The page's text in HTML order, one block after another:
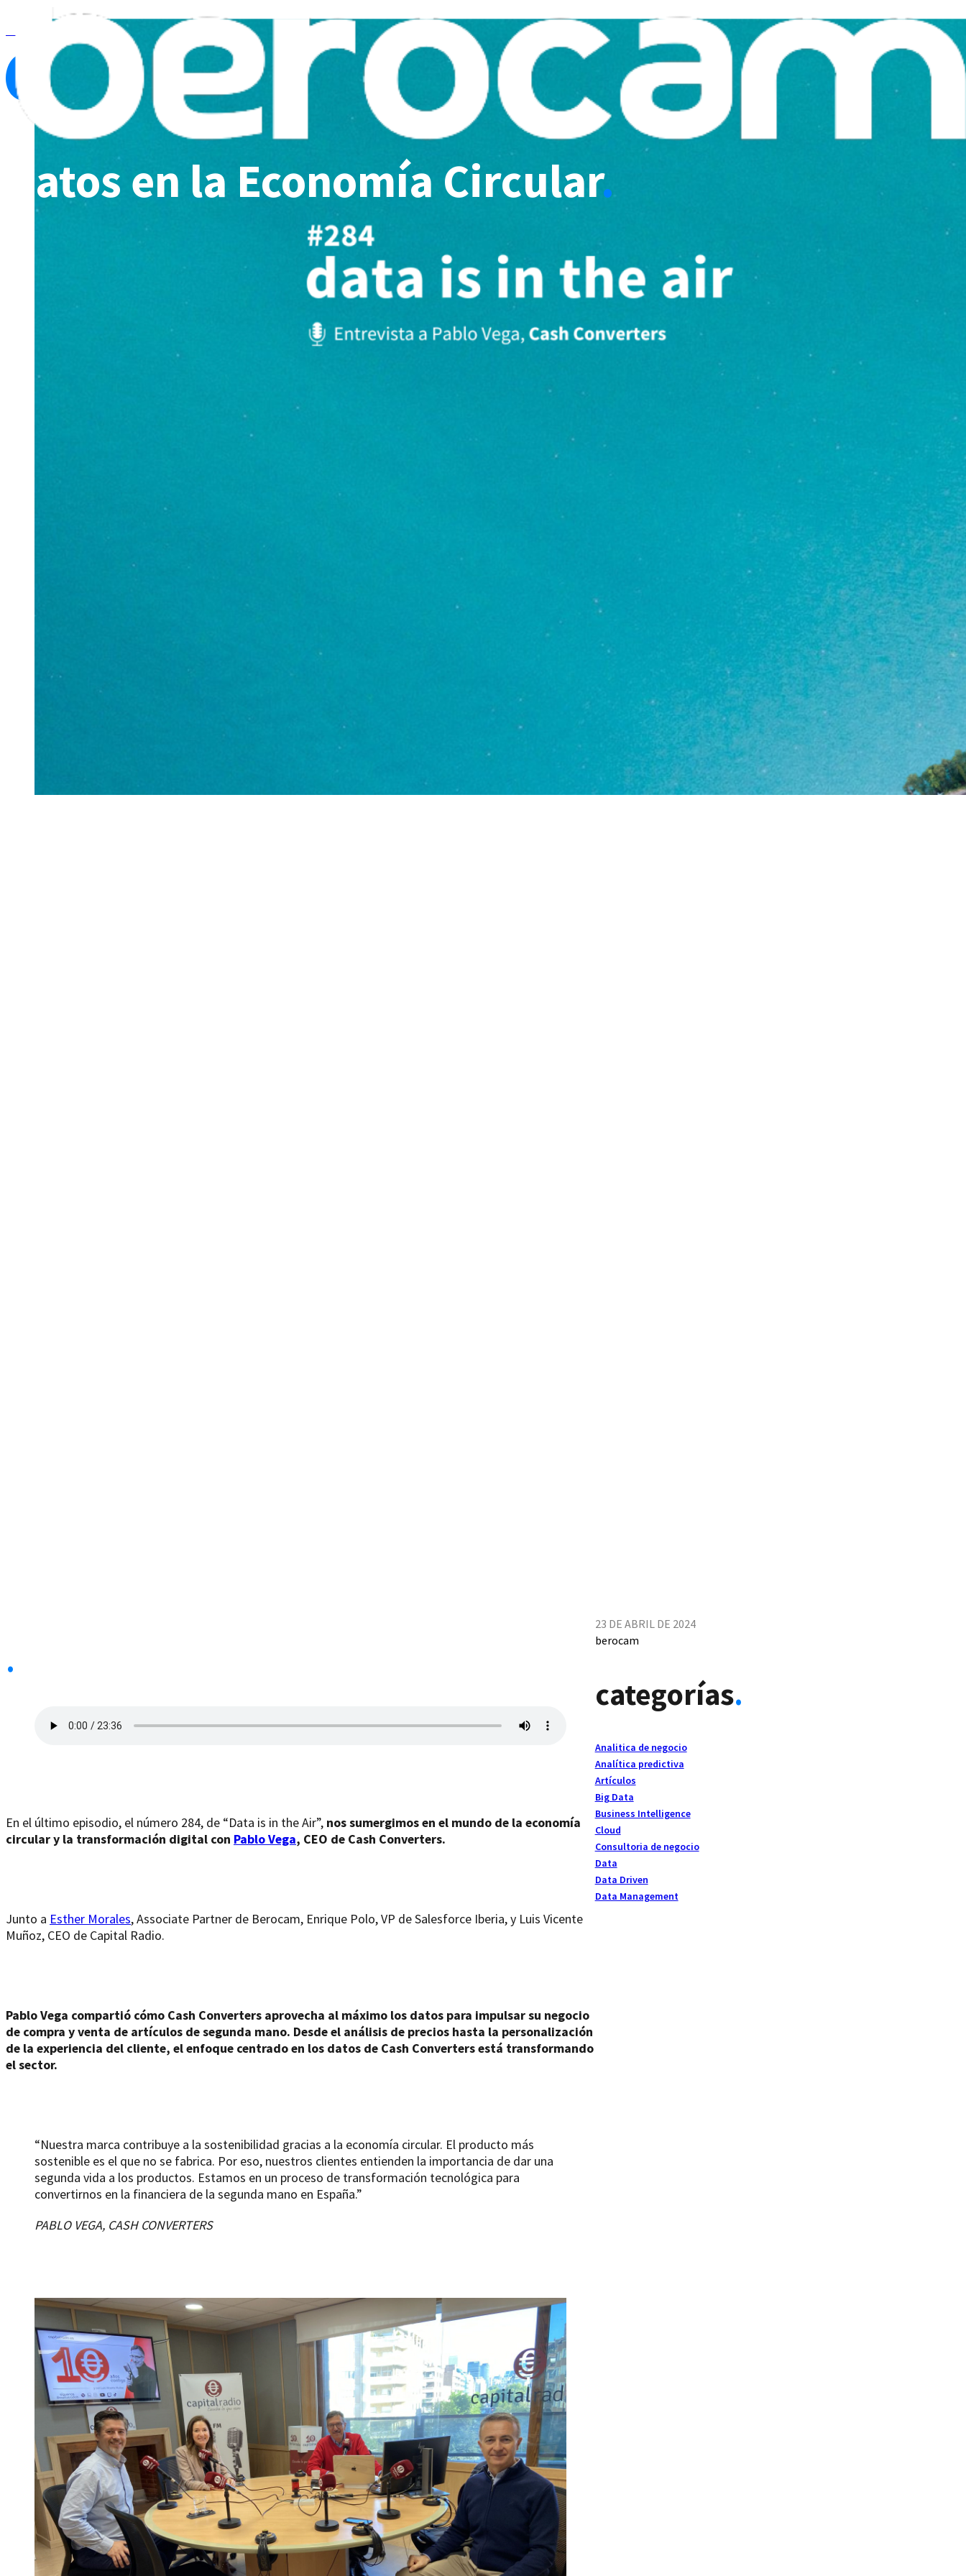
Datos en la Economía Circular.
.
En el último episodio, el número 284, de “Data is in the Air”, nos sumergimos en el mundo de la economía
circular y la transformación digital con Pablo Vega, CEO de Cash Converters.
Junto a Esther Morales, Associate Partner de Berocam, Enrique Polo, VP de Salesforce Iberia, y Luis Vicente
Muñoz, CEO de Capital Radio.
Pablo Vega compartió cómo Cash Converters aprovecha al máximo los datos para impulsar su negocio
de compra y venta de artículos de segunda mano. Desde el análisis de precios hasta la personalización
de la experiencia del cliente, el enfoque centrado en los datos de Cash Converters está transformando
el sector.
“Nuestra marca contribuye a la sostenibilidad gracias a la economía circular. El producto más
sostenible es el que no se fabrica. Por eso, nuestros clientes entienden la importancia de dar una
segunda vida a los productos. Estamos en un proceso de transformación tecnológica para
convertirnos en la financiera de la segunda mano en España.”
PABLO VEGA, CASH CONVERTERS
23 DE ABRIL DE 2024
berocam
categorías.
Analitica de negocio
Analítica predictiva
Artículos
Big Data
Business Intelligence
Cloud
Consultoria de negocio
Data
Data Driven
Data Management